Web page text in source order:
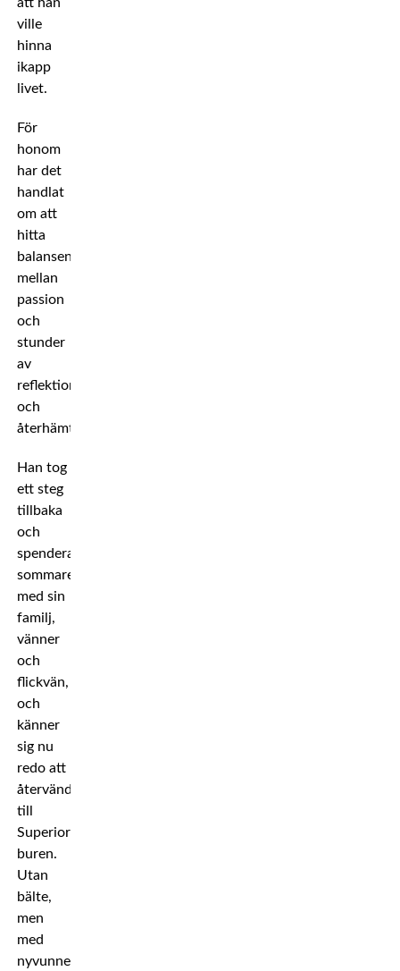
ville
hinna
ikapp
livet.
För
honom
har det
handlat
om att
hitta
balansen
mellan
passion
och
stunder
av
reflektion
och
återhämtning.
Han tog
ett steg
tillbaka
och
spenderade
sommaren
med sin
familj,
vänner
och
flickvän,
och
känner
sig nu
redo att
återvända
till
Superior-
buren.
Utan
bälte,
men
med
nyvunnen